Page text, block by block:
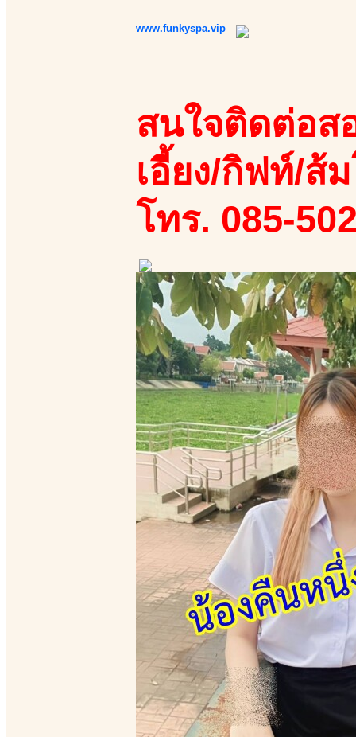
www.funkyspa.vip
สนใจติดต่อส
เอี้ยง/กิฟท์/ส้
โทร. 085-